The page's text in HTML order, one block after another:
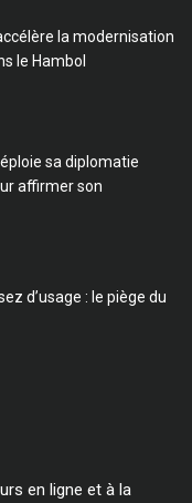
la modernisation
le Hambol
sa diplomatie
affirmer son
d’usage : le piège du
en ligne et à la